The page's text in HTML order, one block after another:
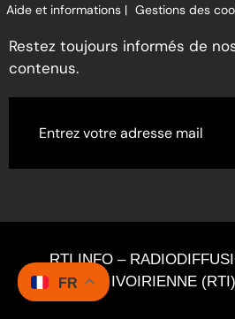
Aide et informations | Gestions des
Restez toujours informés de
contenus.
RTI INFO –
IVOIRIENNE
FR